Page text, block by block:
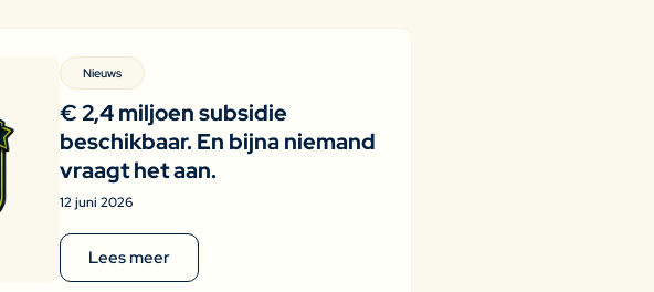
Nieuws
€ 2,4 miljoen subsidie
beschikbaar. En bijna niemand
vraagt het aan.
12 juni 2026
Lees meer